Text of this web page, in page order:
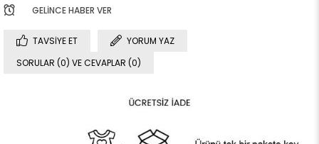
GELINCE HABER VER
TAVSIYE ET
YORUM YAZ
SORULAR (0) VE CEVAPLAR (0)